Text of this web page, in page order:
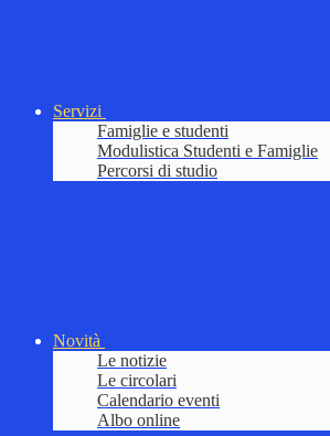
Servizi
Famiglie e studenti
Modulistica Studenti e Famiglie
Percorsi di studio
Novità
Le notizie
Le circolari
Calendario eventi
Albo online